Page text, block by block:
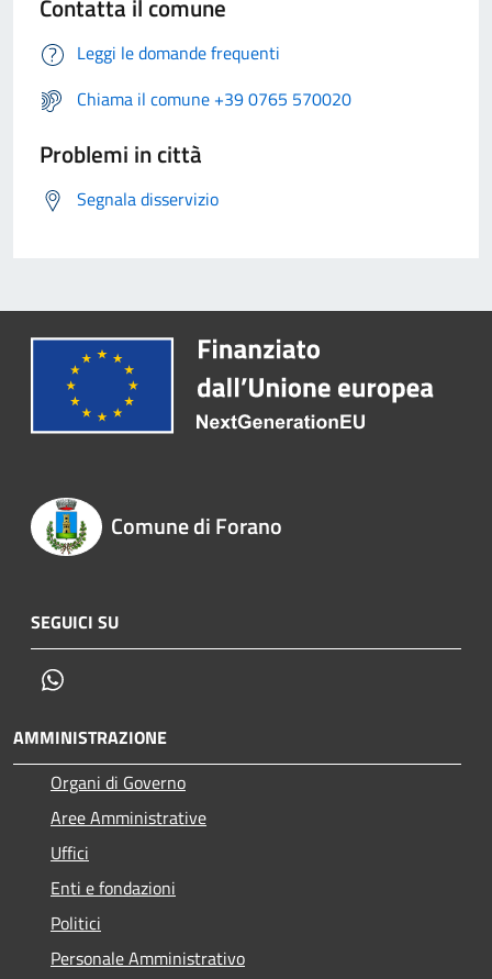
Contatta il comune
Leggi le domande frequenti
Chiama il comune +39 0765 570020
Problemi in città
Segnala disservizio
Comune di Forano
SEGUICI SU
AMMINISTRAZIONE
Organi di Governo
Aree Amministrative
Uffici
Enti e fondazioni
Politici
Personale Amministrativo